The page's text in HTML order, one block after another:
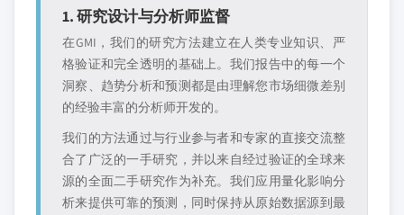
1. 研究设计与分析师监督
在GMI，我们的研究方法建立在人类专业知识、严
格验证和完全透明的基础上。我们报告中的每一个
洞察、趋势分析和预测都是由理解您市场细微差别
的经验丰富的分析师开发的。
我们的方法通过与行业参与者和专家的直接交流整
合了广泛的一手研究，并以来自经过验证的全球来
源的全面二手研究作为补充。我们应用量化影响分
析来提供可靠的预测，同时保持从原始数据源到最